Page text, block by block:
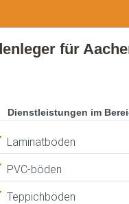
für
Dienstleistungen im
Laminatböden
PVC-böden
Teppichböden